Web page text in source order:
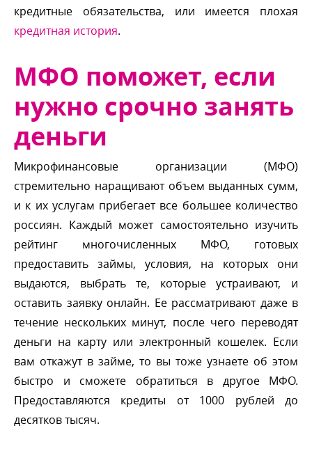
кредитные обязательства, или имеется плохая
кредитная история.
МФО поможет, если
нужно срочно занять
деньги
Микрофинансовые организации (МФО)
стремительно наращивают объем выданных сумм,
и к их услугам прибегает все большее количество
россиян. Каждый может самостоятельно изучить
рейтинг многочисленных МФО, готовых
предоставить займы, условия, на которых они
ыдаются, выбрать те, которые устраивают, и
оставить заявку онлайн. Ее рассматривают даже
течение нескольких минут, после чего переводят
деньги на карту или электронный кошелек. Если
ам откажут в займе, то вы тоже узнаете об этом
ыстро и сможете обратиться в другое МФО.
Предоставляются кредиты от 1000 рублей до
десятков тысяч.